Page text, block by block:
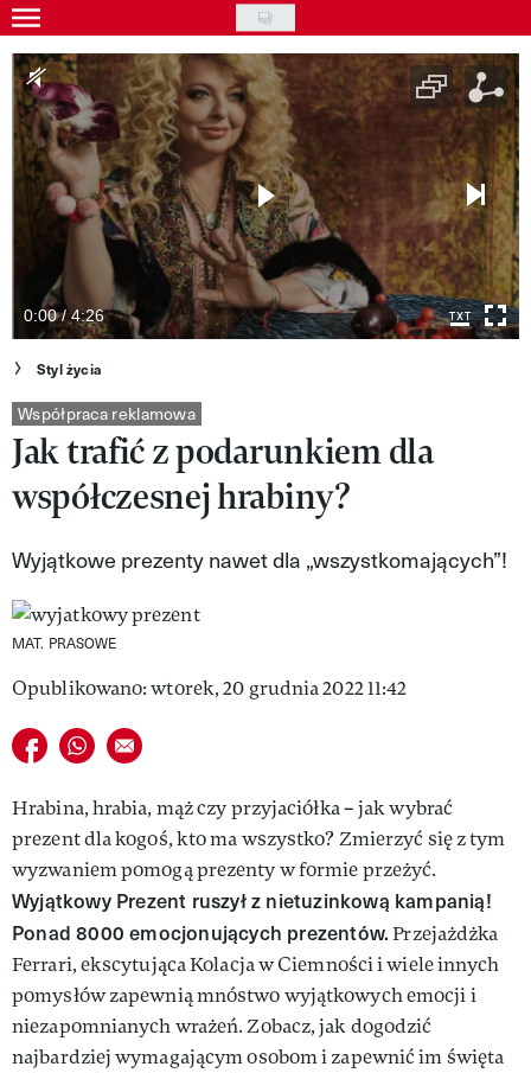
Skip
to
main
content
Gwiazdy
Ludzie
Moda
Uroda
Styl życia
Kultura
Wideo
Nasze akcje
VIVA!ART
VIVA!MODA
VIVA!LIFESTYLE
VIVA!MAN
MAGAZYN VIVA!
0:00 / 4:26
Styl życia
Współpraca reklamowa
Jak trafić z podarunkiem dla
współczesnej hrabiny?
Wyjątkowe prezenty nawet dla „wszystkomających”!
MAT. PRASOWE
Opublikowano: wtorek, 20 grudnia 2022 11:42
Udostępnij na facebook
Udostępnij na whatsapp
E-mail do przyjaciela
Hrabina, hrabia, mąż czy przyjaciółka – jak wybrać
prezent dla kogoś, kto ma wszystko? Zmierzyć się z tym
wyzwaniem pomogą prezenty w formie przeżyć.
Wyjątkowy Prezent ruszył z nietuzinkową kampanią!
Ponad 8000 emocjonujących prezentów.Przejażdżka
Ferrari, ekscytująca Kolacja w Ciemności i wiele innych
pomysłów zapewnią mnóstwo wyjątkowych emocji i
niezapomnianych wrażeń. Zobacz, jak dogodzić
najbardziej wymagającym osobom i zapewnić im święta